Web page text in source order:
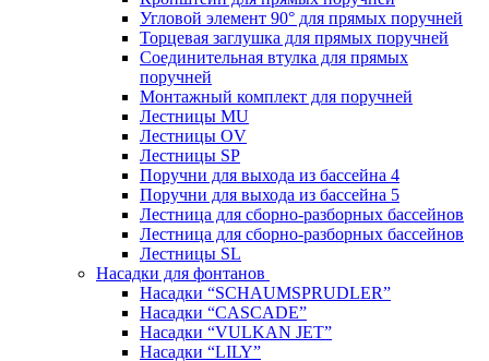
Угловой элемент 90° для прямых поручней
Торцевая заглушка для прямых поручней
Соединительная втулка для прямых
поручней
Монтажный комплект для поручней
Лестницы MU
Лестницы OV
Лестницы SP
Поручни для выхода из бассейна 4
Поручни для выхода из бассейна 5
Лестница для сборно-разборных бассейнов
Лестница для сборно-разборных бассейнов
Лестницы SL
Насадки для фонтанов
Насадки “SCHAUMSPRUDLER”
Насадки “CASCADE”
Насадки “VULKAN JET”
Насадки “LILY”